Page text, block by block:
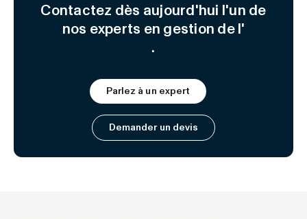
Contactez dès aujourd'hui l'un de
nos experts en gestion de l'
.
Parlez à un expert
Demander un devis